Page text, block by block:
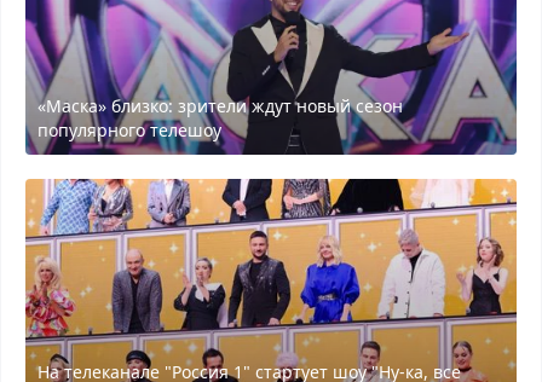
«Маска» близко: зрители ждут новый сезон
популярного телешоу
На телеканале "Россия 1" стартует шоу "Ну-ка, все